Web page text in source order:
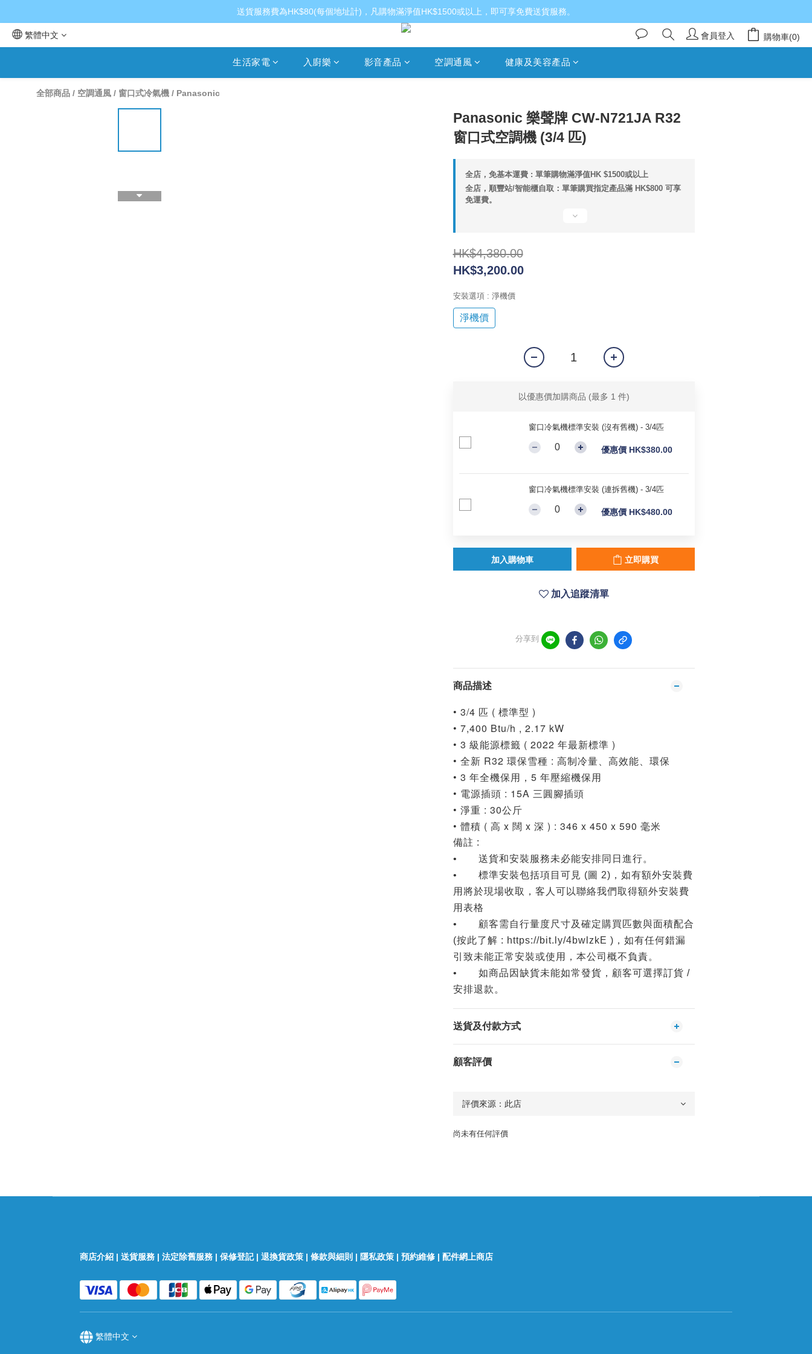
送貨服務費為HK$80(每個地址計)，凡購物滿淨值HK$1500或以上，即可享免費送貨服務。
繁體中文 會員登入 購物車(0)
生活家電 入廚樂 影音產品 空調通風 健康及美容產品
全部商品 / 空調通風 / 窗口式冷氣機 / Panasonic
Panasonic 樂聲牌 CW-N721JA R32
窗口式空調機 (3/4 匹)
全店，免基本運費 : 單筆購物滿淨值HK $1500或以上
全店，順豐站/智能櫃自取：單筆購買指定產品滿 HK$800 可享
免運費。
HK$4,380.00
HK$3,200.00
安裝選項 : 淨機價
淨機價
以優惠價加購商品 (最多 1 件)
窗口冷氣機標準安裝 (沒有舊機) - 3/4匹
優惠價 HK$380.00
窗口冷氣機標準安裝 (連拆舊機) - 3/4匹
優惠價 HK$480.00
加入購物車 立即購買
加入追蹤清單
分享到
商品描述
• 3/4 匹 ( 標準型 )
• 7,400 Btu/h , 2.17 kW
• 3 級能源標籤 ( 2022 年最新標準 )
• 全新 R32 環保雪種 : 高制冷量、高效能、環保
• 3 年全機保用，5 年壓縮機保用
• 電源插頭 : 15A 三圓腳插頭
• 淨重 : 30公斤
• 體積 ( 高 x 闊 x 深 ) : 346 x 450 x 590 毫米
備註 :
• 送貨和安裝服務未必能安排同日進行。
• 標準安裝包括項目可見 (圖 2)，如有額外安裝費
用將於現場收取，客人可以聯絡我們取得額外安裝費
用表格
• 顧客需自行量度尺寸及確定購買匹數與面積配合
(按此了解 : https://bit.ly/4bwlzkE )，如有任何錯漏
引致未能正常安裝或使用，本公司概不負責。
• 如商品因缺貨未能如常發貨，顧客可選擇訂貨 /
安排退款。
送貨及付款方式
顧客評價
尚未有任何評價
商店介紹 | 送貨服務 | 法定除舊服務 | 保修登記| 退換貨政策 | 條款與細則 | 隱私政策 | 預約維修 | 配件網上商店
繁體中文